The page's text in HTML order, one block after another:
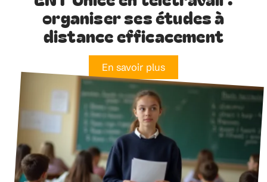
organiser ses études à
distance efficacement
En savoir plus